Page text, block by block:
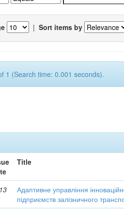
| Sort items by
1 (Search time: 0.001 seconds).
Title
Адаптивне управління
підприємств залізничного